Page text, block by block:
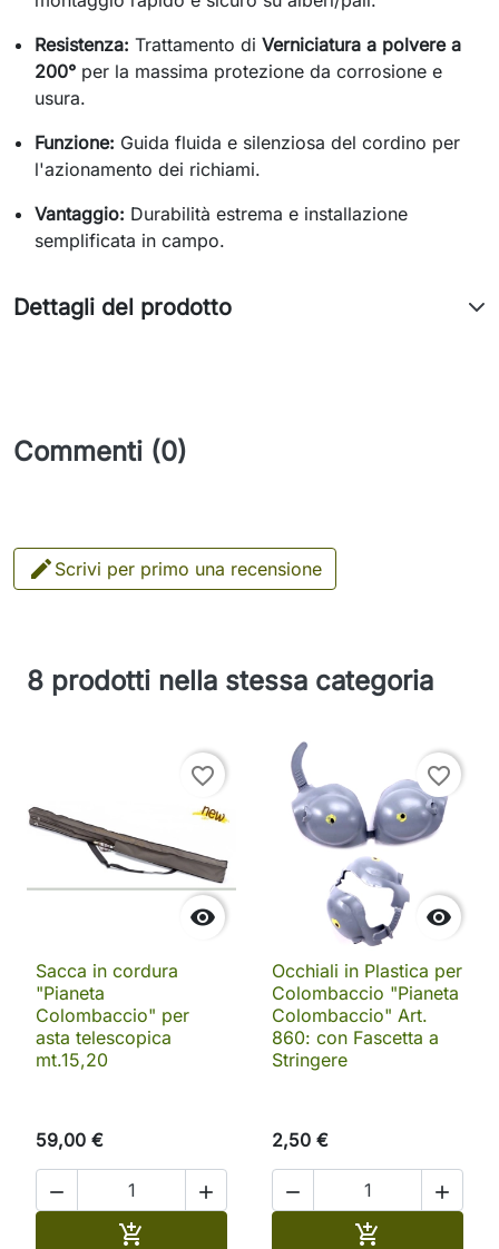
Resistenza: Trattamento diVerniciatura a polvere a
200° per la massima protezione da corrosione e
usura.
Funzione: Guida fluida e silenziosa del cordino per
l'azionamento dei richiami.
Vantaggio: Durabilità estrema e installazione
semplificata in campo.
Dettagli del prodotto
Commenti (0)
 Scrivi per primo una recensione
8 prodotti nella stessa categoria

favorite_border
Sacca in cordura
"Pianeta
Colombaccio" per
asta telescopica
mt.15,20
59,00 €
 


favorite_border
Occhiali in Plastica per
Colombaccio "Pianeta
Colombaccio" Art.
860: con Fascetta a
Stringere
2,50 €
 
